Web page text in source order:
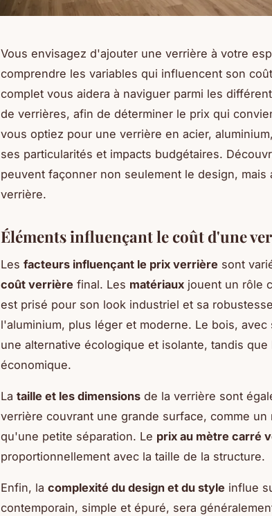
Vous envisagez d'ajouter une verrière à votre
comprendre les variables qui influencent son
complet vous aidera à naviguer parmi les
de verrières, afin de déterminer le prix qui
vous optiez pour une verrière en acier,
ses particularités et impacts budgétaires.
peuvent façonner non seulement le design,
verrière.
Éléments influençant le coût d'une
Les facteurs influençant le prix verrière sont
coût verrière final. Les matériaux jouent un rôle
est prisé pour son look industriel et sa
l'aluminium, plus léger et moderne. Le bois,
une alternative écologique et isolante, tandis
économique.
La taille et les dimensions de la verrière sont
verrière couvrant une grande surface, comme
qu'une petite séparation. Le prix au mètre carré
proportionnellement avec la taille de la structure.
Enfin, la complexité du design et du style influe
contemporain, simple et épuré, sera